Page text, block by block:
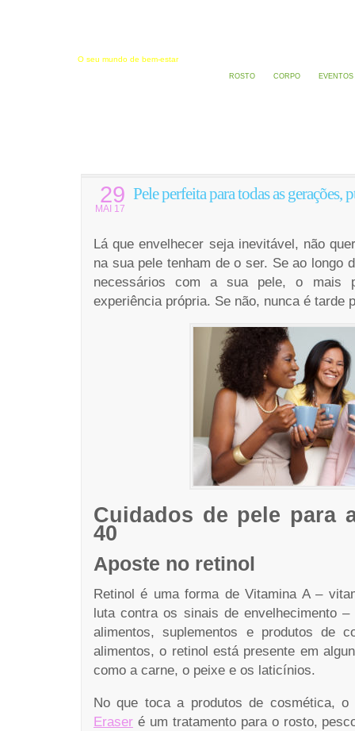
O seu mundo de bem-estar
ROSTO CORPO EVENTOS
29
MAI 17
Pele perfeita para todas as gerações,
Lá que envelhecer seja inevitável, não
na sua pele tenham de o ser. Se ao longo
necessários com a sua pele, o mais
experiência própria. Se não, nunca é tarde
Cuidados de pele para
40
Aposte no retinol
Retinol é uma forma de Vitamina A –
luta contra os sinais de envelhecimento
alimentos, suplementos e produtos de
alimentos, o retinol está presente em
como a carne, o peixe e os laticínios.
No que toca a produtos de cosmética, o
Eraser é um tratamento para o rosto,